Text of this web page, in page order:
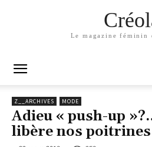
Le magazine féminin
Z__ARCHIVES MODE
Adieu « push-up
libère nos poitrines